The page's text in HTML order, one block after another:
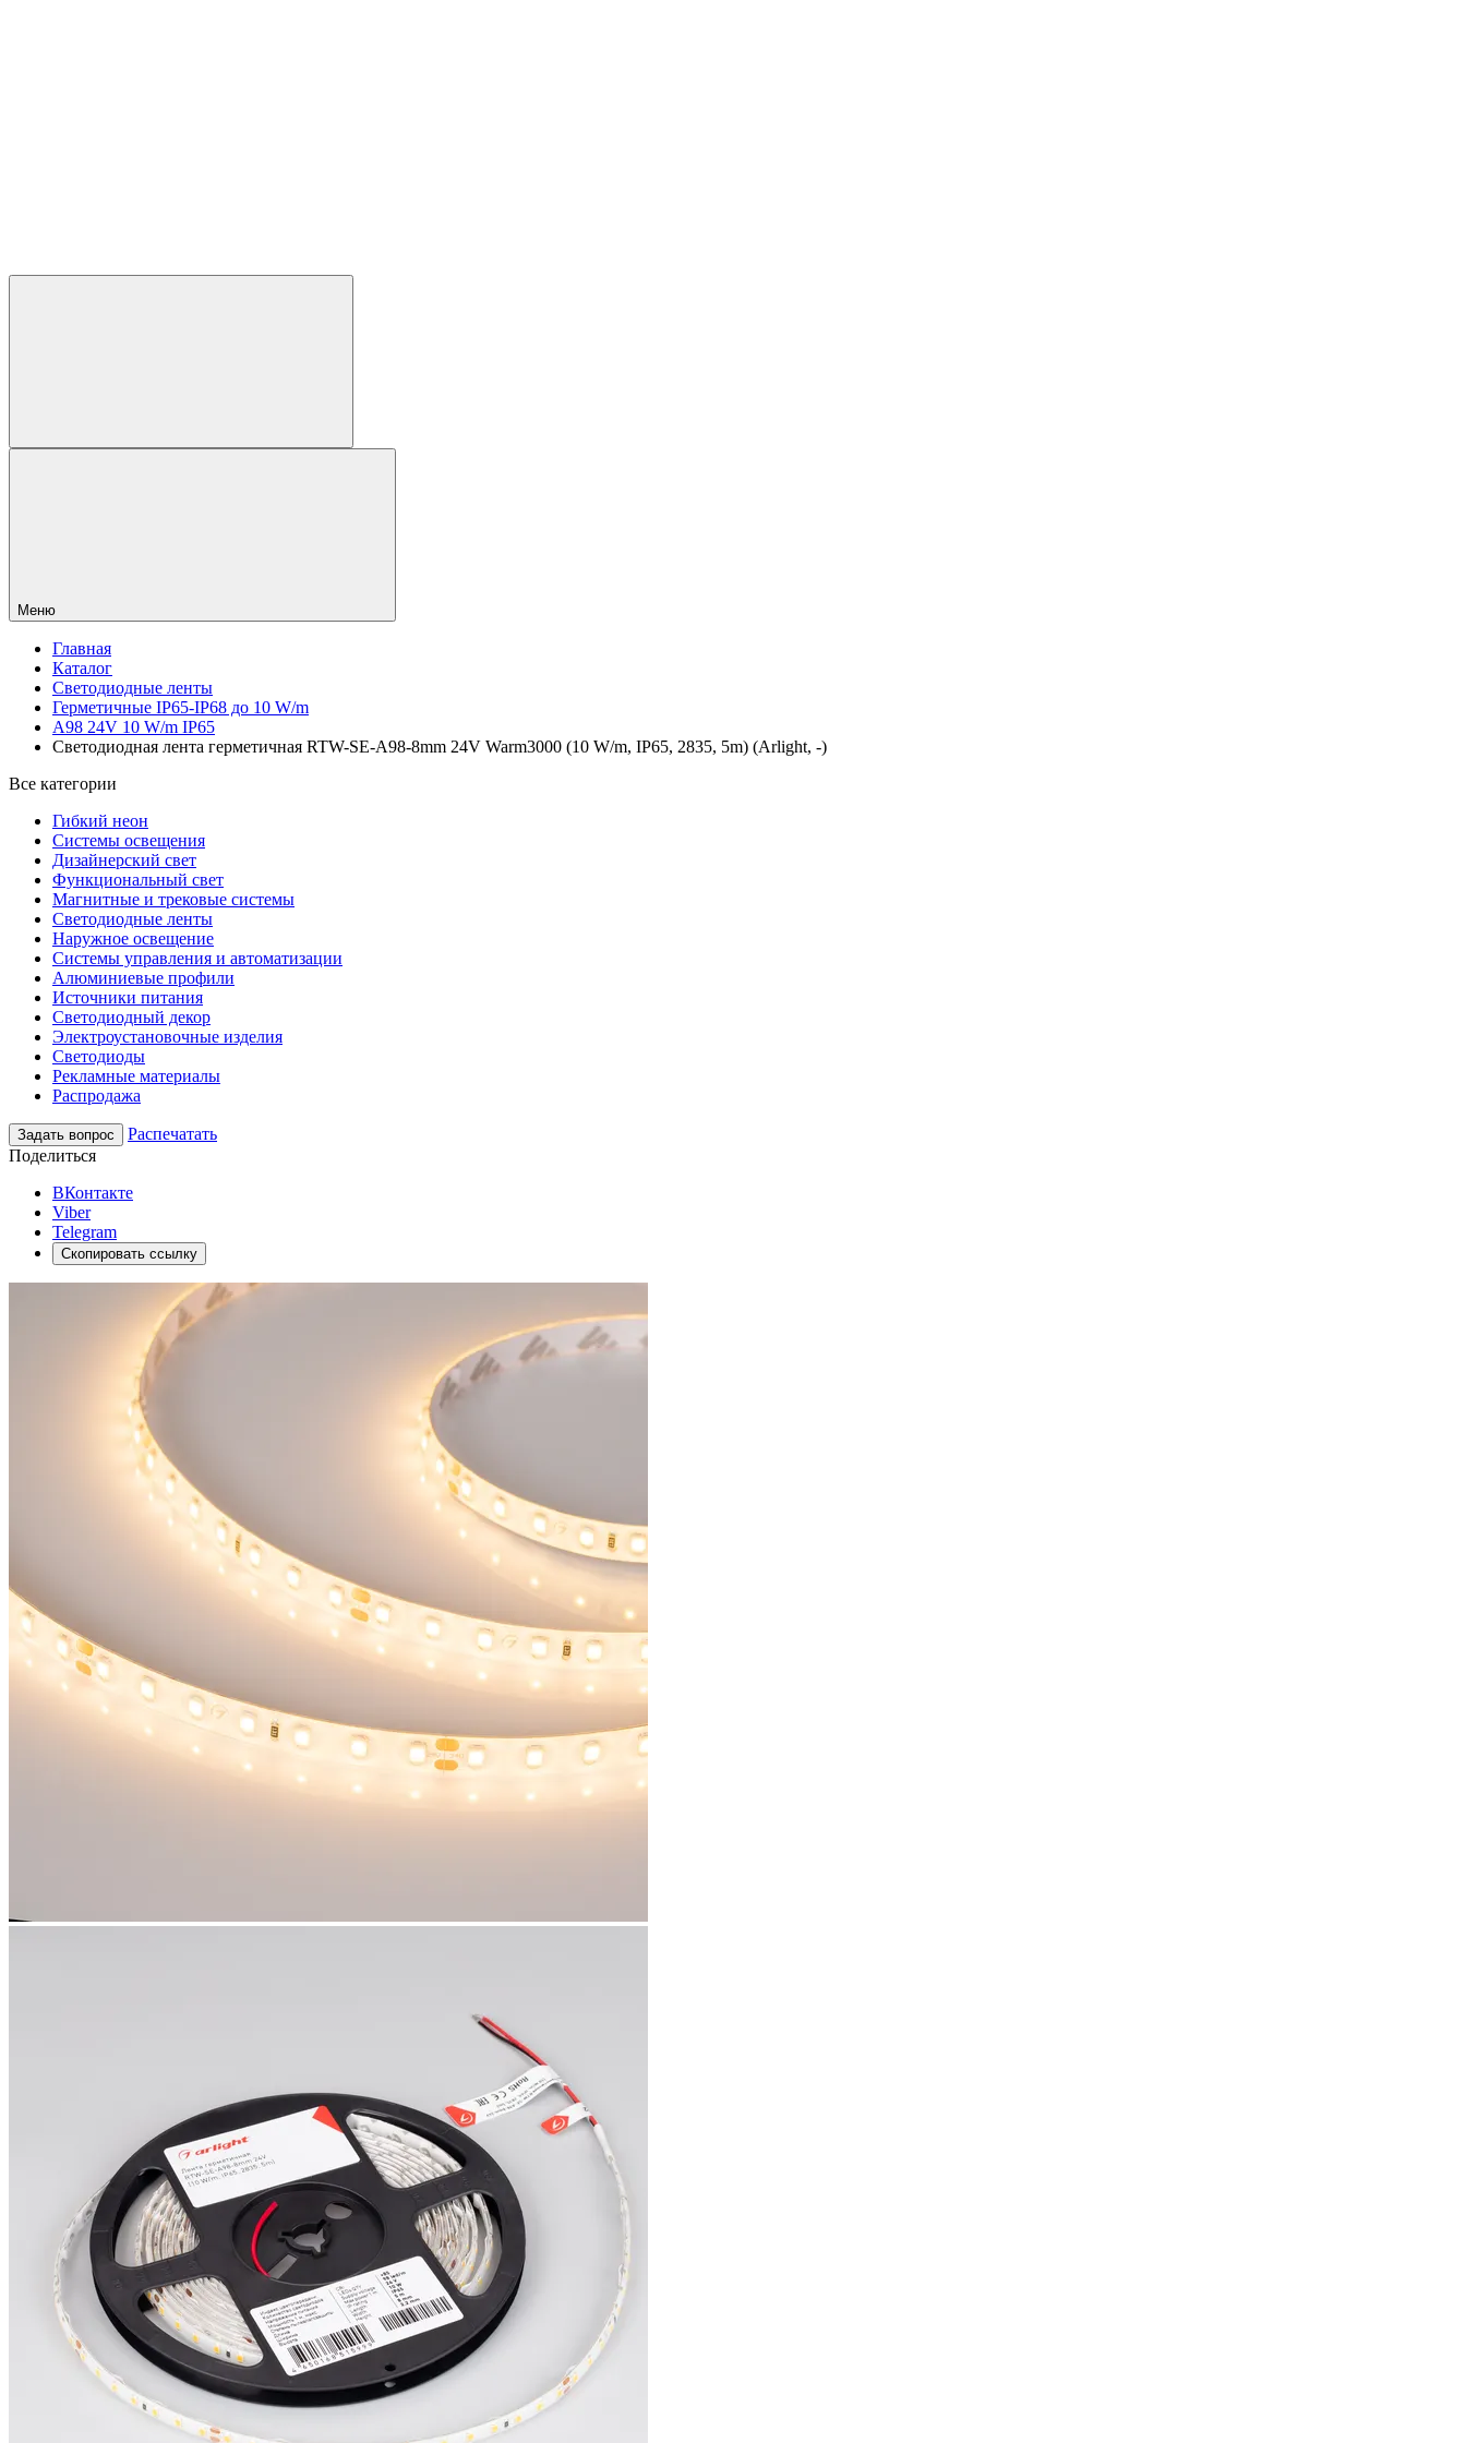
Меню
Главная
Каталог
Светодиодные ленты
Герметичные IP65-IP68 до 10 W/m
A98 24V 10 W/m IP65
Светодиодная лента герметичная RTW-SE-A98-8mm 24V Warm3000 (10 W/m, IP65, 2835, 5m) (Arlight, -)
Все категории
Гибкий неон
Системы освещения
Дизайнерский свет
Функциональный свет
Магнитные и трековые системы
Светодиодные ленты
Наружное освещение
Системы управления и автоматизации
Алюминиевые профили
Источники питания
Светодиодный декор
Электроустановочные изделия
Светодиоды
Рекламные материалы
Распродажа
Задать вопрос
Распечатать
Поделиться
ВКонтакте
Viber
Telegram
Скопировать ссылку